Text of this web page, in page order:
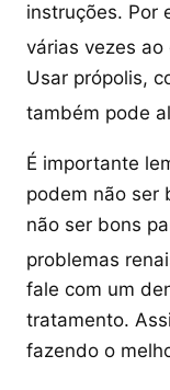
instruções. Por
várias vezes
Usar própolis,
também pode
É importante
podem não ser
não ser bons
problemas
fale com um
tratamento.
fazendo o